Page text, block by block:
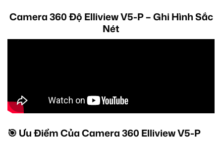
Camera 360 Độ Elliview V5-P – Ghi Hình Sắc
Nét
🎯 Ưu Điểm Của Camera 360 Elliview V5-P